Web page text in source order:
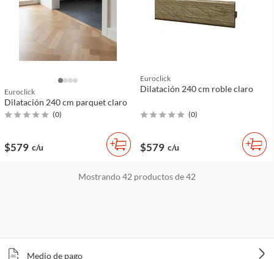
Euroclick
Dilatación 240 cm parquet claro
(0)
$579 c/u
Euroclick
Dilatación 240 cm roble claro
(0)
$579 c/u
Mostrando42 productos de42
Medio de pago